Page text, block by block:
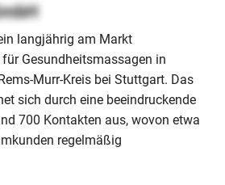
langjährig am Markt
Gesundheitsmassagen in
Murr-Kreis bei Stuttgart. Das
sich durch eine beeindruckende
700 Kontakten aus, wovon etwa
regelmäßig